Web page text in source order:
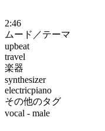
2:46
ムード／テーマ
upbeat
travel
楽器
synthesizer
electricpiano
その他のタグ
vocal - male